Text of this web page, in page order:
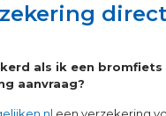
als ik een
aanvraag?